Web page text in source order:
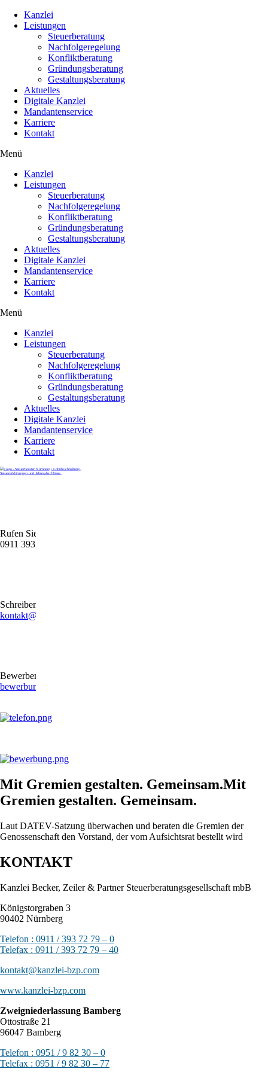
Kanzlei
Leistungen
Steuerberatung
Nachfolgeregelung
Konfliktberatung
Gründungsberatung
Gestaltungsberatung
Aktuelles
Digitale Kanzlei
Mandantenservice
Karriere
Kontakt
Menü
Kanzlei
Leistungen
Steuerberatung
Nachfolgeregelung
Konfliktberatung
Gründungsberatung
Gestaltungsberatung
Aktuelles
Digitale Kanzlei
Mandantenservice
Karriere
Kontakt
Menü
Kanzlei
Leistungen
Steuerberatung
Nachfolgeregelung
Konfliktberatung
Gründungsberatung
Gestaltungsberatung
Aktuelles
Digitale Kanzlei
Mandantenservice
Karriere
Kontakt
Rufen Sie uns gerne an
0911 39372790
Schreiben Sie uns gerne eine E-Mail
kontakt@stb-becker-zeiler.de
Bewerben Sie sich online oder per E-Mail
bewerbung@stb-becker-zeiler.de
Mit Gremien gestalten. Gemeinsam.Mit
Gremien gestalten. Gemeinsam.
Laut DATEV-Satzung überwachen und beraten die Gremien der
Genossenschaft den Vorstand, der vom Aufsichtsrat bestellt wird
KONTAKT
Kanzlei Becker, Zeiler & Partner Steuerberatungsgesellschaft mbB
Königstorgraben 3
90402 Nürnberg
Telefon : 0911 / 393 72 79 – 0
Telefax : 0911 / 393 72 79 – 40
kontakt@kanzlei-bzp.com
www.kanzlei-bzp.com
Zweigniederlassung Bamberg
Ottostraße 21
96047 Bamberg
Telefon : 0951 / 9 82 30 – 0
Telefax : 0951 / 9 82 30 – 77